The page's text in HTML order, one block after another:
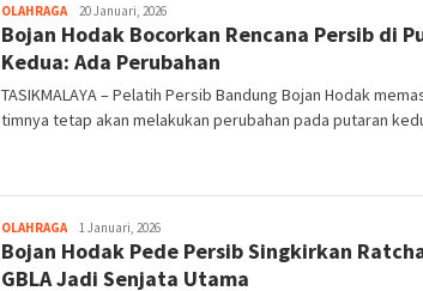
OLAHRAGA Tim
Redaksi
20 Januari, 2026
Bojan Hodak Bocorkan Rencana Persib di
Kedua: Ada Perubahan
TASIKMALAYA – Pelatih Persib Bandung Bojan Hodak
timnya tetap akan melakukan perubahan pada putaran
OLAHRAGATim
Redaksi
1 Januari, 2026
Bojan Hodak Pede Persib Singkirkan
GBLA Jadi Senjata Utama